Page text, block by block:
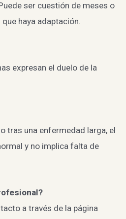
ser cuestión de meses o
haya adaptación.
expresan el duelo de la
tras una enfermedad larga, el
y no implica falta de
a través de la página